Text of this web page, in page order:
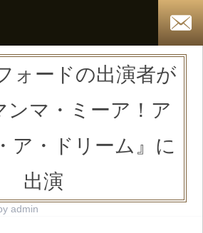
ォードの出演者が
ンマ・ミーア！ア
ア・ドリーム』に
出演
admin